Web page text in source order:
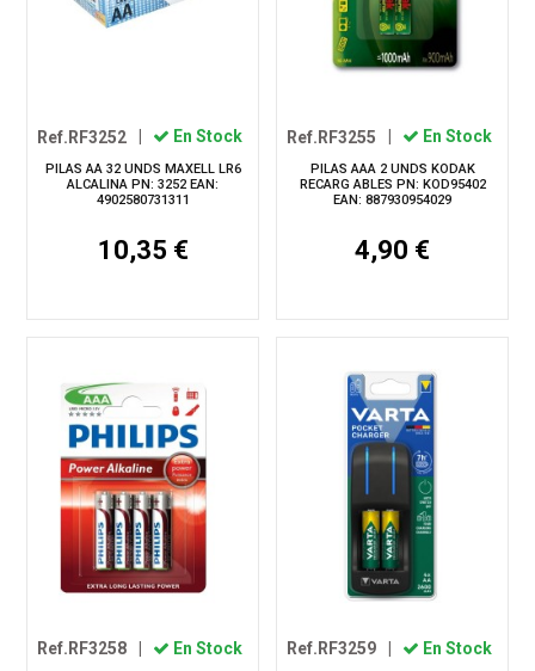
Ref.RF3252 En Stock
PILAS AA 32 UNDS MAXELL LR6
ALCALINA PN: 3252 EAN:
4902580731311
10,35 €
Ref.RF3255 En Stock
PILAS AAA 2 UNDS KODAK
RECARG ABLES PN: KOD95402
EAN: 887930954029
4,90 €
Ref.RF3258 En Stock Ref.RF3259 En Stock